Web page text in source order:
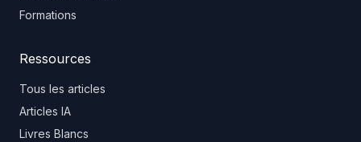
Formations
Ressources
Tous les articles
Articles IA
Livres Blancs